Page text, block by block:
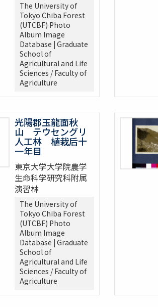
The University of
Tokyo Chiba Forest
(UTCBF) Photo
Album Image
Database | Graduate
School of
Agricultural and Life
Sciences / Faculty of
Agriculture
光陽郡玉龍面秋
山 テウセングリ
人工林 植栽后十
一年目
東京大学大学院農学
生命科学研究科附属
演習林
The University of
Tokyo Chiba Forest
(UTCBF) Photo
Album Image
Database | Graduate
School of
Agricultural and Life
Sciences / Faculty of
Agriculture